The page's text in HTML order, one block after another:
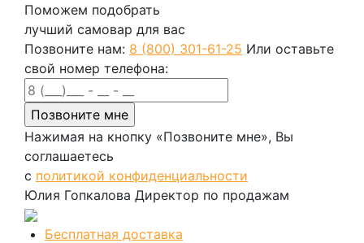
Поможем подобрать
лучший самовар для вас
Позвоните нам: 8 (800) 301-61-25 Или оставьте
свой номер телефона:
Нажимая на кнопку «Позвоните мне», Вы
соглашаетесь
с политикой конфиденциальности
Юлия Гопкалова Директор по продажам
Бесплатная доставка